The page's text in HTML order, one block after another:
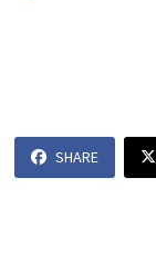
SHARE